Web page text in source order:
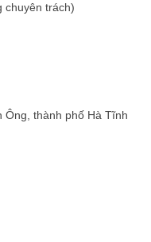
chuyên trách)
thành phố Hà Tĩnh